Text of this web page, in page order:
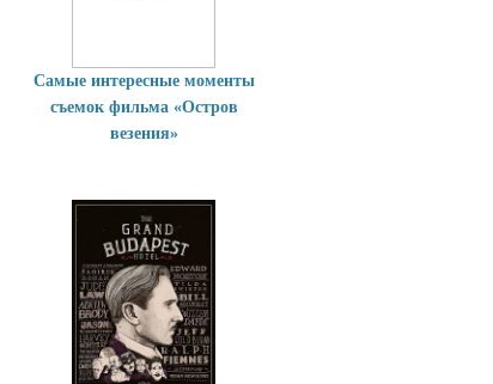
Самые интересные моменты
съемок фильма «Остров
везения»